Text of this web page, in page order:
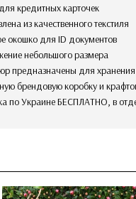
кредитных карточек
из качественного текстиля
окошко для ID документов
небольшого размера
предназначены для
брендовую коробку и
по Украине БЕСПЛАТНО, в